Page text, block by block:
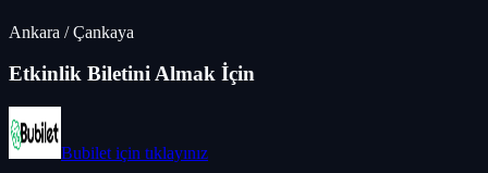
Ankara /Çankaya
Etkinlik Biletini Almak İçin
Bubilet için tıklayınız